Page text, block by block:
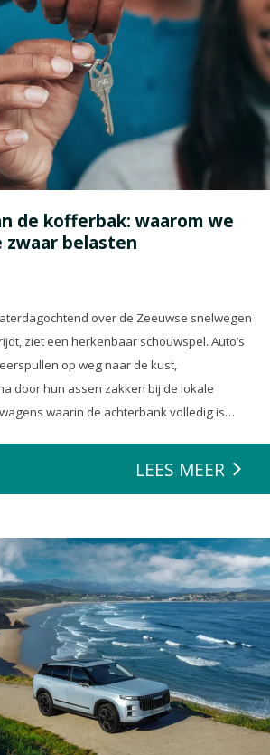
de kofferbak: waarom we
belasten
over de Zeeuwse snelwegen
ziet een herkenbaar schouwspel. Auto’s
op weg naar de kust,
door hun assen zakken bij de lokale
waarin de achterbank volledig is
onze auto’s en we verwachten dat ze alles
LEES MEER